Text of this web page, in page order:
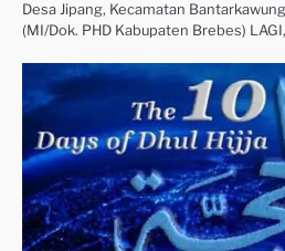
Desa Jipang, Kecamatan
(MI/Dok. PHD Kabupaten Brebes)